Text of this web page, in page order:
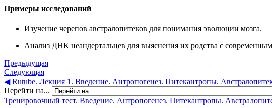
Примеры исследований
Изучение черепов австралопитеков для понимания эволюции мозга.
Анализ ДНК неандертальцев для выяснения их родства с
Предыдущая
Следующая
◀︎ Rutube. Лекция 1. Введение. Антропогенез. Питекантропы.
Перейти на...
Тренировочный тест. Введение. Антропогенез. Питекантропы.